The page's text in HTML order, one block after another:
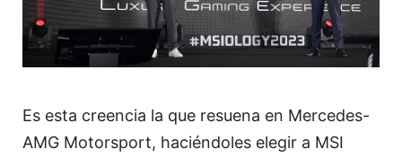
Es esta creencia la que resuena en Mercedes-
AMG Motorsport, haciéndoles elegir a MSI